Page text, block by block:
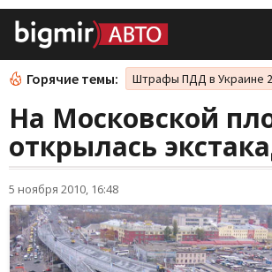
Горячие темы: Штрафы ПДД в Украине
На Московской
открылась
5 ноября 2010, 16:48